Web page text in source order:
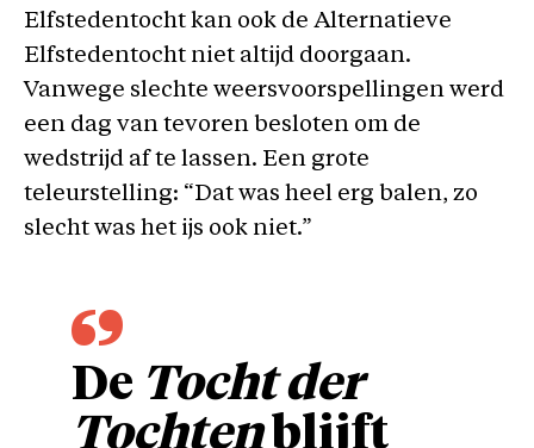
Elfstedentocht kan ook de Alternatieve
Elfstedentocht niet altijd doorgaan.
Vanwege slechte weersvoorspellingen werd
een dag van tevoren besloten om de
wedstrijd af te lassen. Een grote
teleurstelling: “Dat was heel erg balen, zo
slecht was het ijs ook niet.”
De Tocht der
Tochtenblijft